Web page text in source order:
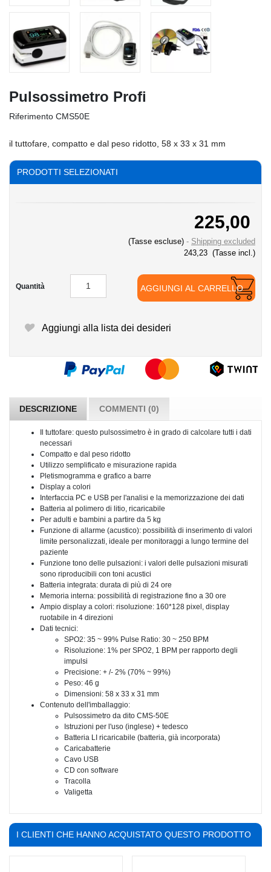
Pulsossimetro Profi
Riferimento CMS50E
il tuttofare, compatto e dal peso ridotto, 58 x 33 x 31 mm
PRODOTTI SELEZIONATI
225,00
(Tasse escluse)
Shipping excluded
243,23 (Tasse incl.)
Quantità AGGIUNGI AL CARRELLO
Aggiungi alla lista dei desideri
DESCRIZIONE COMMENTI (0)
Il tuttofare: questo pulsossimetro è in grado di calcolare tutti i dati
necessari
Compatto e dal peso ridotto
Utilizzo semplificato e misurazione rapida
Pletismogramma e grafico a barre
Display a colori
Interfaccia PC e USB per l'analisi e la memorizzazione dei dati
Batteria al polimero di litio, ricaricabile
Per adulti e bambini a partire da 5 kg
Funzione di allarme (acustico): possibilità di inserimento di valori
limite personalizzati, ideale per monitoraggi a lungo termine del
paziente
Funzione tono delle pulsazioni: i valori delle pulsazioni misurati
sono riproducibili con toni acustici
Batteria integrata: durata di più di 24 ore
Memoria interna: possibilità di registrazione fino a 30 ore
Ampio display a colori: risoluzione: 160*128 pixel, display
ruotabile in 4 direzioni
Dati tecnici:
SPO2: 35 ~ 99% Pulse Ratio: 30 ~ 250 BPM
Risoluzione: 1% per SPO2, 1 BPM per rapporto degli
impulsi
Precisione: + /- 2% (70% ~ 99%)
Peso: 46 g
Dimensioni: 58 x 33 x 31 mm
Contenuto dell'imballaggio:
Pulsossimetro da dito CMS-50E
Istruzioni per l'uso (inglese) + tedesco
Batteria LI ricaricabile (batteria, già incorporata)
Caricabatterie
Cavo USB
CD con software
Tracolla
Valigetta
I CLIENTI CHE HANNO ACQUISTATO QUESTO PRODOTTO